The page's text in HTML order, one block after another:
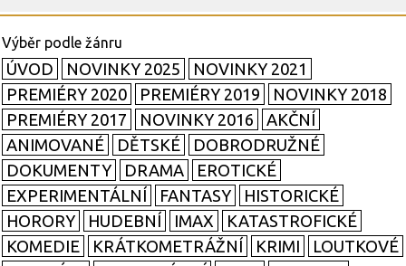
ÚVOD NOVINKY 2025
NOVINKY 2021
PREMIÉRY 2020
PREMIÉRY 2019
NOVINKY 2018
PREMIÉRY 2017
NOVINKY 2016
AKČNÍ
ANIMOVANÉ
DĚTSKÉ
DOBRODRUŽNÉ
DOKUMENTY
DRAMA
EROTICKÉ
EXPERIMENTÁLNÍ
FANTASY
HISTORICKÉ
HORORY
HUDEBNÍ IMAX
KATASTROFICKÉ
KOMEDIE
KRÁTKOMETRÁŽNÍ KRIMI
LOUTKOVÉ